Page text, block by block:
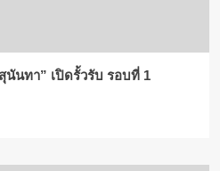
นันทา” เปิดรั้วรับ รอบที่ 1